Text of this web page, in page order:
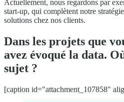
Actuellement, nous regardons par
start-up, qui complètent notre
solutions chez nos clients.
Dans les projets que
avez évoqué la data.
sujet ?
[caption id="attachment_107858"